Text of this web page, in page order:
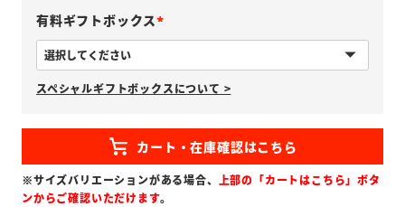
有料ギフトボックス
必
須
)
スペシャルギフトボックスについて >
※サイズバリエーションがある場合、 上部の「カートはこちら」ボタ
ンからご確認いただけます。